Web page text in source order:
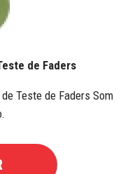
de Faders
Teste de Faders Som